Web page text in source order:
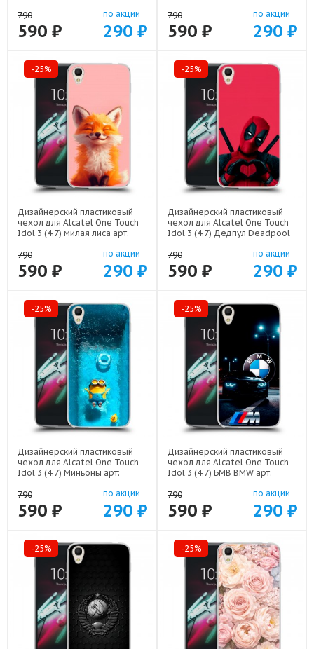
790
590 ₽
по акции
290 ₽
790
590 ₽
по акции
290 ₽
-25%
Дизайнерский пластиковый
чехол для Alcatel One Touch
Idol 3 (4.7) милая лиса арт:
790
590 ₽
по акции
290 ₽
-25%
Дизайнерский пластиковый
чехол для Alcatel One Touch
Idol 3 (4.7) Дедпул Deadpool
790
590 ₽
по акции
290 ₽
-25%
Дизайнерский пластиковый
чехол для Alcatel One Touch
Idol 3 (4.7) Миньоны арт:
790
590 ₽
по акции
290 ₽
-25%
Дизайнерский пластиковый
чехол для Alcatel One Touch
Idol 3 (4.7) БМВ BMW арт:
790
590 ₽
по акции
290 ₽
-25% -25%